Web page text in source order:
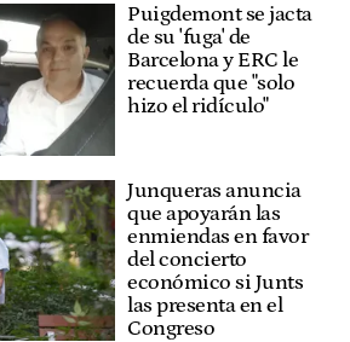
Puigdemont se jacta
de su 'fuga' de
Barcelona y ERC le
recuerda que "solo
hizo el ridículo"
Junqueras anuncia
que apoyarán las
enmiendas en favor
del concierto
económico si Junts
las presenta en el
Congreso